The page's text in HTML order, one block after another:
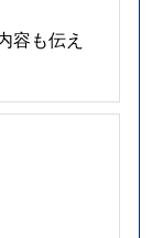
容も伝え